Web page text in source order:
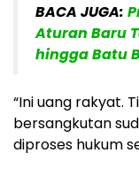
BACA JUGA:
Aturan Baru
hingga Batu
“Ini uang rakyat.
bersangkutan
diproses hukum